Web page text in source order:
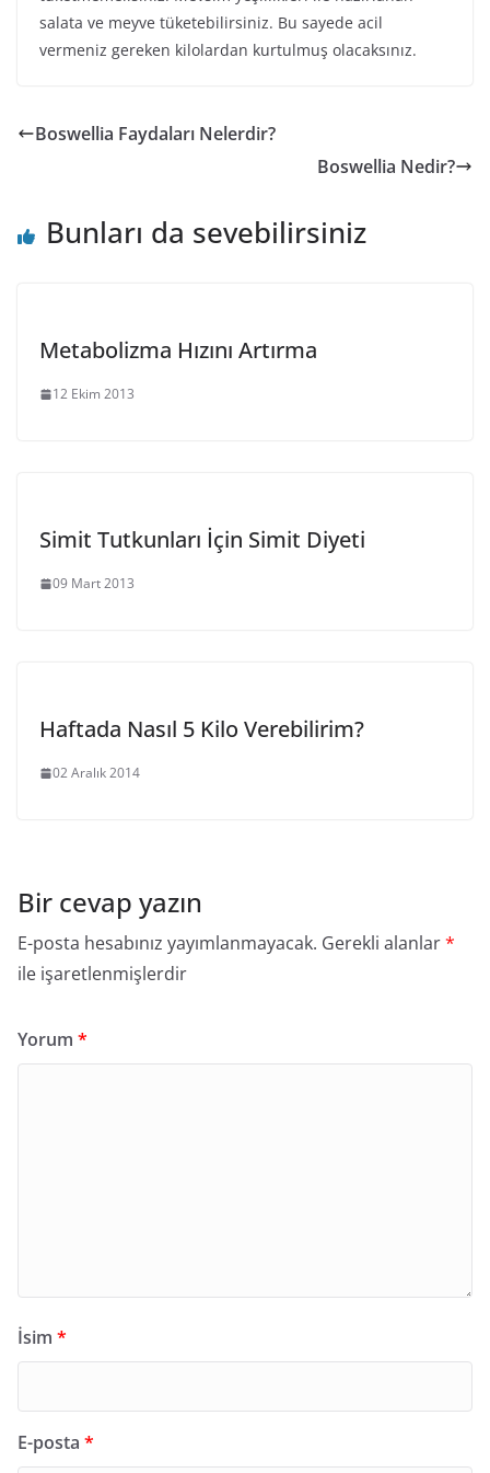
salata ve meyve tüketebilirsiniz. Bu sayede acil
vermeniz gereken kilolardan kurtulmuş olacaksınız.
Boswellia Faydaları Nelerdir?
Boswellia Nedir?
Bunları da sevebilirsiniz
Metabolizma Hızını Artırma
12 Ekim 2013
Simit Tutkunları İçin Simit Diyeti
09 Mart 2013
Haftada Nasıl 5 Kilo Verebilirim?
02 Aralık 2014
Bir cevap yazın
E-posta hesabınız yayımlanmayacak. Gerekli alanlar*
ile işaretlenmişlerdir
Yorum *
İsim *
E-posta *